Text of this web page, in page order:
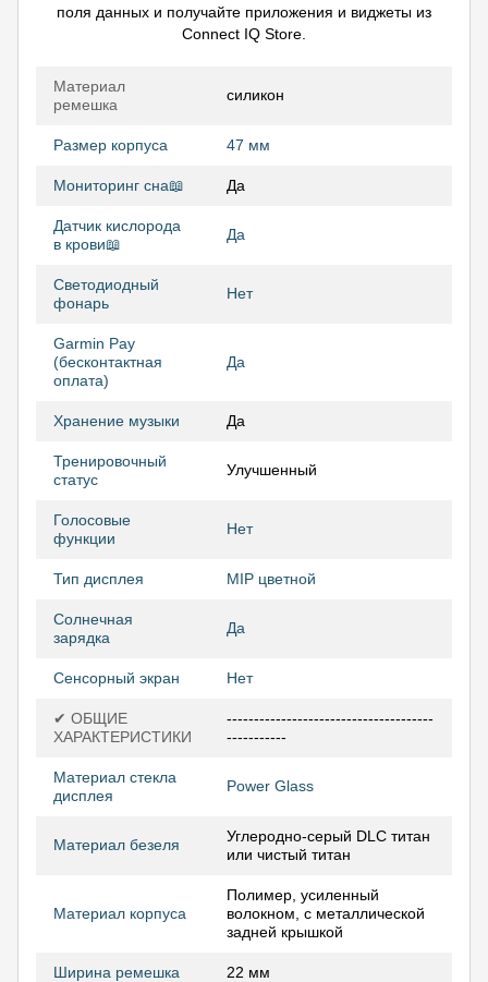
поля данных и получайте приложения и виджеты из
Connect IQ Store.
Материал
ремешка
силикон
Размер корпуса 47 мм
Мониторинг сна📖 Да
Датчик кислорода
в крови📖
Да
Светодиодный
фонарь
Нет
Garmin Pay
(бесконтактная
оплата)
Да
Хранение музыки Да
Тренировочный
статус
Улучшенный
Голосовые
функции
Нет
Тип дисплея MIP цветной
Солнечная
зарядка
Да
Сенсорный экран Нет
✔ ОБЩИЕ
ХАРАКТЕРИСТИКИ
--------------------------------------
-----------
Материал стекла
дисплея
Power Glass
Материал безеля
Углеродно-серый DLC титан
или чистый титан
Материал корпуса
Полимер, усиленный
волокном, с металлической
задней крышкой
Ширина ремешка 22 мм